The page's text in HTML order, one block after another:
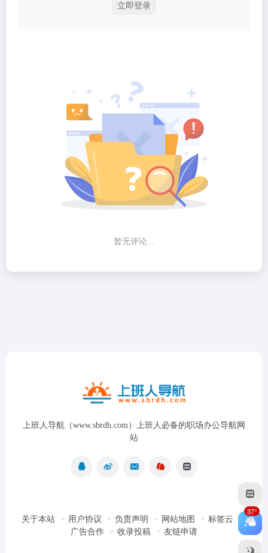
立即登录
暂无评论...
上班人导航（www.sbrdh.com）上班人必备的职场办公导航网
站
关于本站 用户协议 负责声明 网站地图
标签云
广告合作
收录投稿 友链申请
37°